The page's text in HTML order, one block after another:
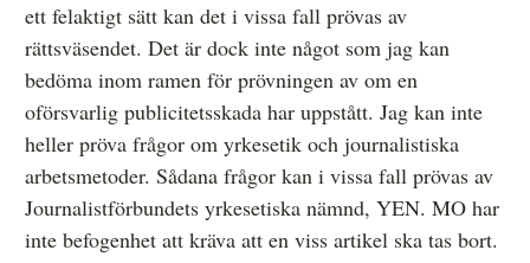
ett felaktigt sätt kan det i vissa fall prövas av
rättsväsendet. Det är dock inte något som jag kan
bedöma inom ramen för prövningen av om en
oförsvarlig publicitetsskada har uppstått. Jag kan inte
heller pröva frågor om yrkesetik och journalistiska
arbetsmetoder. Sådana frågor kan i vissa fall prövas av
Journalistförbundets yrkesetiska nämnd, YEN. MO har
inte befogenhet att kräva att en viss artikel ska tas bort.